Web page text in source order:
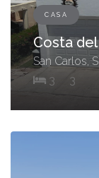
CASA
Costa
San Carlos,
3
3